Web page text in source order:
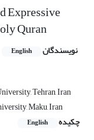
Expressive
Quran
نویسندگان English
Tehran, Iran
Maku, Iran
چکیده
English